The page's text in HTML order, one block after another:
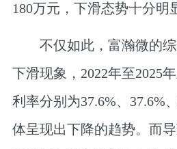
180万元，下滑态势十分明
不仅如此，富瀚微的综
下滑现象，2022年至2025
利率分别为37.6%、37.6%
体呈现出下降的趋势。而